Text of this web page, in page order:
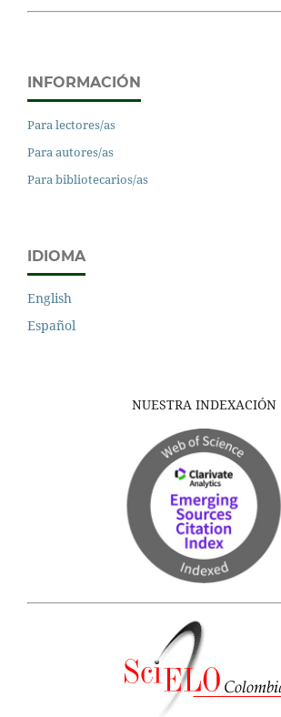
INFORMACIÓN
Para lectores/as
Para autores/as
Para bibliotecarios/as
IDIOMA
English
Español
NUESTRA INDEXACIÓN